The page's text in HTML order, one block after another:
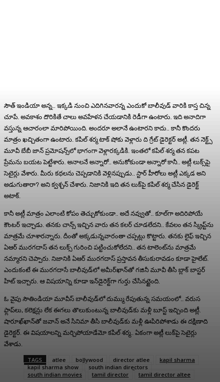
సౌత్ ఇండియా అన్న.. ఇక్కడి నుంచి ఎదిగినవారన్న ఎందుకో బాలీవుడ్ వారికి కాస్త చిన్న
చూపే. అవకాశం దొరికితే చాలు అవహేళన చేయడానికి రెడీగా ఉంటారు. ఇది అనాదిగా
వస్తున్న ఆచారంలా మారిపోయింది. అందరూ అలానే ఉంటారని కాదు.. కానీ కొందరు
మాత్రం ఖచ్చితంగా ఉంటారు. కపిల్ శర్మ టాక్‌ షోకు వెళ్లారు ది గ్రేట్ డైరెక్టర్ అట్లీ. తన నెక్ట్స్‌
మూవీ బేబీ జాన్‌ ప్రమోషన్స్‌లో భాగంగా వెళ్లారక్కడికి. ఇంతలో కపిల్‌ శర్మ తన కపట
ప్రేమను బయట పెట్టేశారు. అనాలనే అన్నారో.. అనుకోకుండా అన్నారో కానీ.. అట్లీ లుక్స్‌పై
సెటైర్లు వేశారు. మీరు కథలను చెప్పడానికి వెళ్లినప్పుడు.. స్టార్ హీరోలు అట్లీ ఎక్కడ అని
అడుగుతారా? అని క్వశ్చన్ చేశారు. నిజానికి ఇది తన లుక్‌పై కపిల్ శర్మ చేసిన డైరెక్ట్
అటాక్.
కానీ అట్లీ మాత్రం ఎలాంటి కోపం తెచ్చుకోకుండా.. అదే నవ్వుతో.. కూల్‌గా అదిరిపోయే
కౌంటర్ ఇచ్చాడు. తనకు చాన్స్ ఇచ్చిన వారు తన కలర్‌ చూడలేదని.. కేవలం తన స్క్రిప్ట్‌ను
మాత్రమే చూశారన్నారు. దీంతో అక్కడున్నవారంతా చప్పట్లు కొట్టారు. తనకు లైఫ్‌ ఇచ్చిన
ఏఆర్ మురగదాస్‌ తన లుక్స్‌ గురించి పట్టించుకోలేదని.. తన టాలెంట్‌ను మాత్రమే
నమ్మారని చెప్పారు. నిజానికి ఏఆర్ మురగదాస్‌ ప్రస్తావన తీసుకురావడం కూడా హైలేట్.
ఎందుకంటే ఈ మురగదాసే బాలీవుడ్‌లో అమీర్‌ఖాన్‌తో గజినీ మూవీ తీసి బ్లాక్ బాస్టర్‌
హిట్‌ ఇచ్చారు. ఆ విషయాన్ని కూడా ఇన్‌డైరెక్ట్‌గా గుర్తు చేసినట్టైంది.
ఓ వైపు సౌతిండియా మూవీస్‌ బాలీవుడ్‌లో దుమ్ము రేపుతున్న సమయంలో.. వరుస
ఫ్లాప్‌లు, కలెక్షన్లు లేక ఈగలు తొలుకుంటున్న బాలీవుడ్‌కు మళ్లీ బూస్ట్ ఇచ్చింది అట్లీ.
షారూఖ్‌ఖాన్‌తో జవాన్‌ అనే సినిమా తీసి బాలీవుడ్‌కు మళ్లీ ఊపిరిపోశాడు ఈ దక్షిణాది
డైరెక్టర్. ఈ విషయాలన్ని మర్చిపోయాడేమో కపిల్ శర్మ.. ఏకంగా అట్లీ లుక్‌పై సెటైర్లు
వేశాడు.
TAGS atlee bollywood director atlee
kapil sharma
kapil sharma show
south indian directors
south indian movies
tamil director tamil director altee